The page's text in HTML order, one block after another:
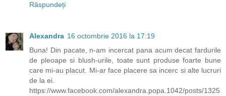
Răspundeți
Alexandra 16 octombrie 2016 la 17:19
Buna! Din pacate, n-am incercat pana acum decat fardurile
de pleoape si blush-urile, toate sunt produse foarte bune
care mi-au placut. Mi-ar face placere sa incerc si alte lucruri
de la ei.
https://www.facebook.com/alexandra.popa.1042/posts/1325